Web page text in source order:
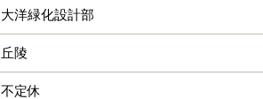
大洋緑化設計部
丘陵
不定休